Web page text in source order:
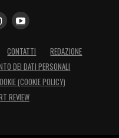
CONTATTI
REDAZIONE
DEI DATI PERSONALI
(COOKIE POLICY)
REVIEW